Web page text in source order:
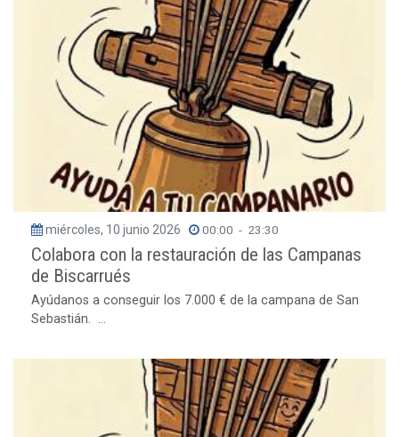
miércoles, 10 junio 2026 00:00 - 23:30
Colabora con la restauración de las Campanas
de Biscarrués
Ayúdanos a conseguir los 7.000 € de la campana de San
Sebastián. ...